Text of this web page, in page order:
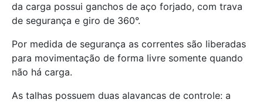
da carga possui ganchos de aço forjado, com trava
de segurança e giro de 360°.
Por medida de segurança as correntes são liberadas
para movimentação de forma livre somente quando
não há carga.
As talhas possuem duas alavancas de controle: a